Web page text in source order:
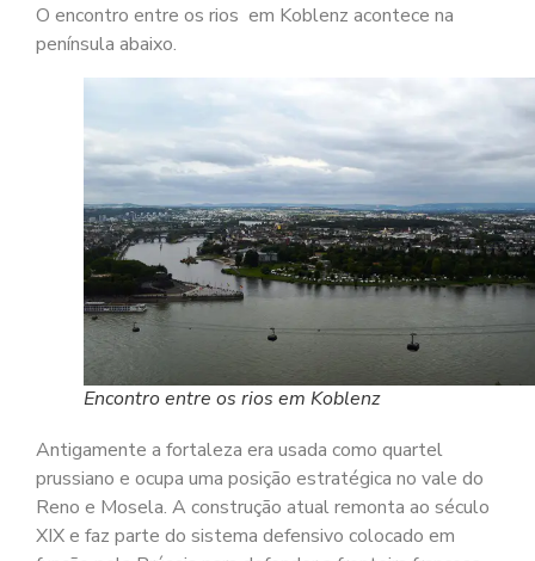
O encontro entre os rios em Koblenz acontece na
península abaixo.
Encontro entre os rios em Koblenz
Antigamente a fortaleza era usada como quartel
prussiano e ocupa uma posição estratégica no vale do
Reno e Mosela. A construção atual remonta ao século
XIX e faz parte do sistema defensivo colocado em